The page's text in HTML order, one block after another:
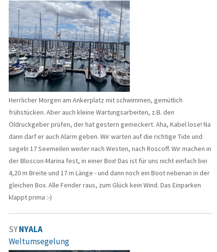
Herrlicher Morgen am Ankerplatz mit schwimmen, gemütlich
frühstücken. Aber auch kleine Wartungsarbeiten, z.B. den
Öldruckgeber prüfen, der hat gestern gemeckert. Aha, Kabel lose! Na
dann darf er auch Alarm geben. Wir warten auf die richtige Tide und
segeln 17 Seemeilen weiter nach Westen, nach Roscoff. Wir machen in
der Bloscon-Marina fest, in einer Box! Das ist für uns nicht einfach bei
4,20 m Breite und 17 m Länge - und dann noch ein Boot nebenan in der
gleichen Box. Alle Fender raus, zum Glück kein Wind. Das Einparken
klappt prima :-)
SYNYALA
Weltumsegelung